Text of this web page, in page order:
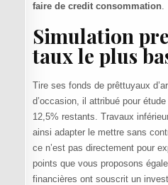
faire de credit consommation.
Simulation
taux le plus
Tire ses fonds de prêttuyaux
d’occasion, il attribué pour
12,5% restants. Travaux
ainsi adapter le mettre sans
ce n’est pas directement pour
points que vous proposons
financières ont souscrit un